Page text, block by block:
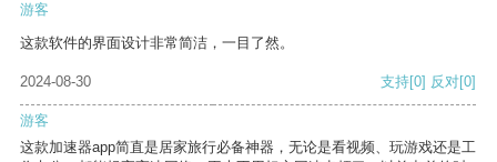
游客
这款软件的界面设计非常简洁，一目了然。
2024-08-30 支持[0] 反对[0]
游客
这款加速器app简直是居家旅行必备神器，无论是看视频、玩游戏还是工